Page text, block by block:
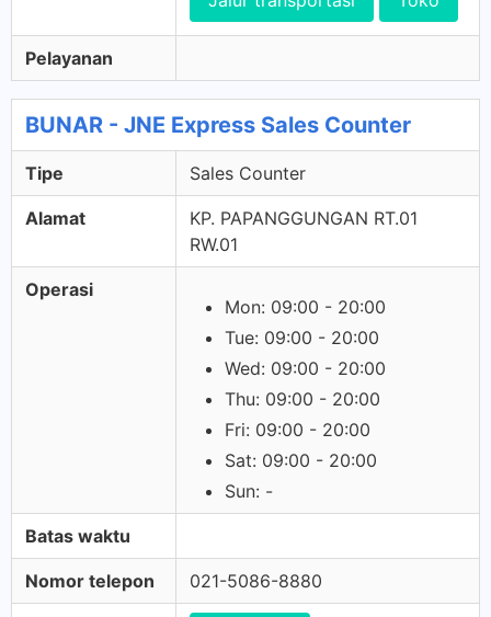
Pelayanan
BUNAR - JNE Express Sales Counter
Tipe Sales Counter
Alamat
KP. PAPANGGUNGAN RT.01
RW.01
Operasi
Mon: 09:00 - 20:00
Tue: 09:00 - 20:00
Wed: 09:00 - 20:00
Thu: 09:00 - 20:00
Fri: 09:00 - 20:00
Sat: 09:00 - 20:00
Sun: -
Batas waktu
Nomor telepon 021-5086-8880